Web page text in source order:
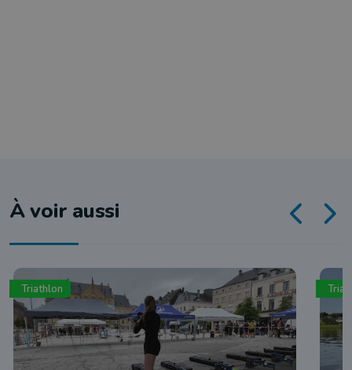
À voir aussi
Triathlon